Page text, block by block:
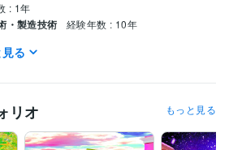
: 1年
・製造技術 経験年数 : 10年
合成、画像修正、タイトル制作、ブログ
トル制作 表紙制作
ブログ記事
事 スチームパンク サイバーパンク 小説
る
リオ もっと見る